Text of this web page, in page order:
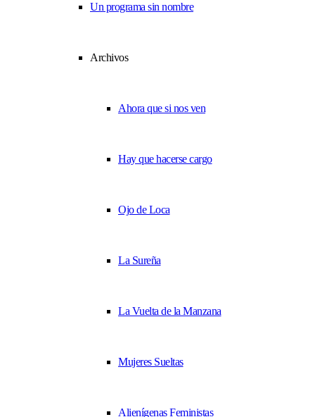
Un programa sin nombre
Archivos
Ahora que si nos ven
Hay que hacerse cargo
Ojo de Loca
La Sureña
La Vuelta de la Manzana
Mujeres Sueltas
Alienígenas Feministas